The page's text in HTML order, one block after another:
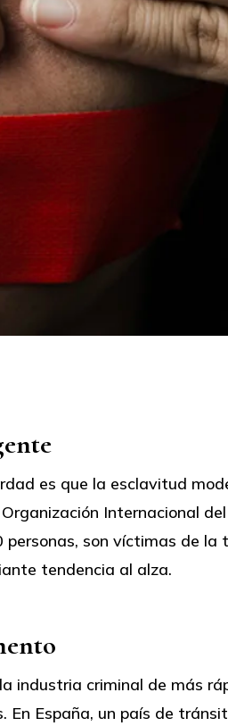
es que la esclavitud
Internacional
son víctimas de la
tendencia al alza.
industria criminal de más
En España, un país de